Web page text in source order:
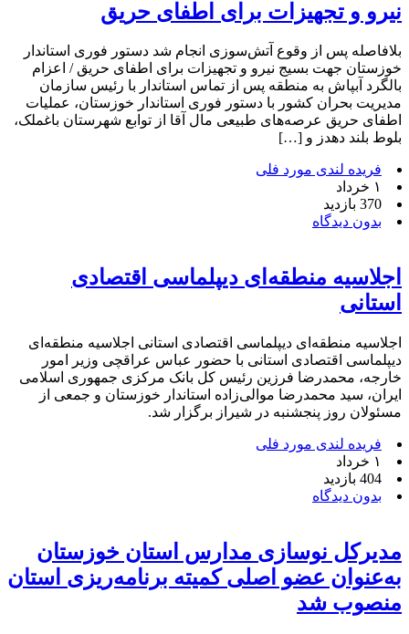
نیرو و تجهیزات برای اطفای حریق
بلافاصله پس از وقوع آتش‌سوزی انجام شد دستور فوری استاندار
خوزستان جهت بسیج نیرو و تجهیزات برای اطفای حریق / اعزام
بالگرد آبپاش به منطقه پس از تماس استاندار با رئیس سازمان
مدیریت بحران کشور با دستور فوری استاندار خوزستان، عملیات
اطفای حریق عرصه‌های طبیعی مال آقا از توابع شهرستان باغملک،
بلوط بلند دهدز و […]
فریده لندی مورد فلی
۱ خرداد
370 بازدید
بدون دیدگاه
اجلاسیه منطقه‌ای دیپلماسی اقتصادی
استانی
اجلاسیه منطقه‌ای دیپلماسی اقتصادی استانی اجلاسیه منطقه‌ای
دیپلماسی اقتصادی استانی با حضور عباس عراقچی وزیر امور
خارجه، محمدرضا فرزین رئیس کل بانک مرکزی جمهوری اسلامی
ایران، سید محمدرضا موالی‌زاده استاندار خوزستان و جمعی از
مسئولان روز پنجشنبه در شیراز برگزار شد.
فریده لندی مورد فلی
۱ خرداد
404 بازدید
بدون دیدگاه
مدیرکل نوسازی مدارس استان خوزستان
به‌عنوان عضو اصلی کمیته برنامه‌ریزی استان
منصوب شد